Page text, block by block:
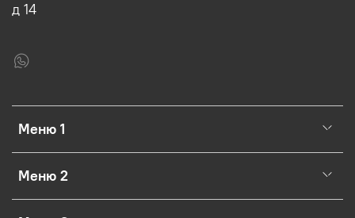
Меню 1
Меню 2
д 14